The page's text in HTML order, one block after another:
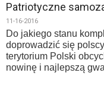
Patriotyczne
11-16-2016
Do jakiego stanu
doprowadzić się
terytorium Polski
nowinę i najlepszą